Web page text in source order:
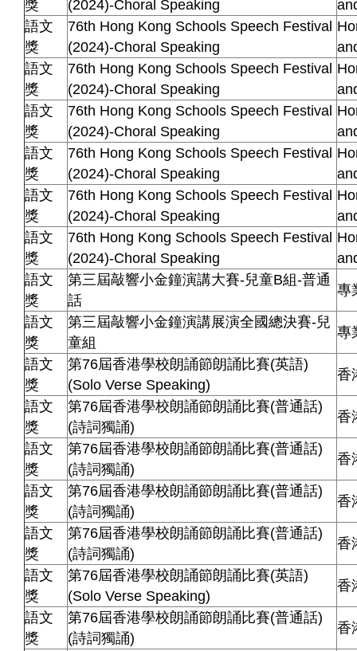
獎 (2024)-Choral Speaking
語文
獎
76th Hong Kong Schools Speech Festival
(2024)-Choral Speaking
語文
獎
76th Hong Kong Schools Speech Festival
(2024)-Choral Speaking
語文
獎
76th Hong Kong Schools Speech Festival
(2024)-Choral Speaking
語文
獎
76th Hong Kong Schools Speech Festival
(2024)-Choral Speaking
語文
獎
76th Hong Kong Schools Speech Festival
(2024)-Choral Speaking
語文
獎
76th Hong Kong Schools Speech Festival
(2024)-Choral Speaking
語文
獎
第三屆敲響小金鐘演講大賽-兒童B組-普通
話
專
語文
獎
第三屆敲響小金鐘演講展演全國總決賽-兒
童組
專
語文
獎
第76屆香港學校朗誦節朗誦比賽(英語)
(Solo Verse Speaking)
香
語文
獎
第76屆香港學校朗誦節朗誦比賽(普通話)
(詩詞獨誦)
香
語文
獎
第76屆香港學校朗誦節朗誦比賽(普通話)
(詩詞獨誦)
香
語文
獎
第76屆香港學校朗誦節朗誦比賽(普通話)
(詩詞獨誦)
香
語文
獎
第76屆香港學校朗誦節朗誦比賽(普通話)
(詩詞獨誦)
香
語文
獎
第76屆香港學校朗誦節朗誦比賽(英語)
(Solo Verse Speaking)
香
語文
獎
第76屆香港學校朗誦節朗誦比賽(普通話)
(詩詞獨誦)
香